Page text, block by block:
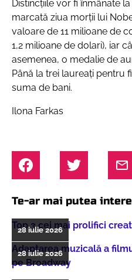
Distincţiile vor fi înmânate
marcată ziua morţii lui
valoare de 11 milioane de
1,2 milioane de dolari), iar
asemenea, o medalie de
Până la trei laureaţi pentru
suma de bani.
Ilona Farkas
Te-ar mai putea
Top 3 cei mai prolifici
28 iulie 2026
Adaptarea muzicală a
pe Broadway
28 iulie 2026